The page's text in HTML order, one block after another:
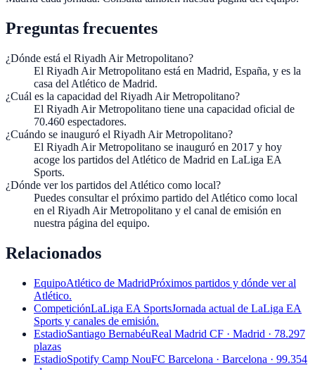
Preguntas frecuentes
¿Dónde está el Riyadh Air Metropolitano?
El Riyadh Air Metropolitano está en Madrid, España, y es la
casa del Atlético de Madrid.
¿Cuál es la capacidad del Riyadh Air Metropolitano?
El Riyadh Air Metropolitano tiene una capacidad oficial de
70.460 espectadores.
¿Cuándo se inauguró el Riyadh Air Metropolitano?
El Riyadh Air Metropolitano se inauguró en 2017 y hoy
acoge los partidos del Atlético de Madrid en LaLiga EA
Sports.
¿Dónde ver los partidos del Atlético como local?
Puedes consultar el próximo partido del Atlético como local
en el Riyadh Air Metropolitano y el canal de emisión en
nuestra página del equipo.
Relacionados
EquipoAtlético de MadridPróximos partidos y dónde ver al
Atlético.
CompeticiónLaLiga EA SportsJornada actual de LaLiga EA
Sports y canales de emisión.
EstadioSantiago BernabéuReal Madrid CF · Madrid · 78.297
plazas
EstadioSpotify Camp NouFC Barcelona · Barcelona · 99.354